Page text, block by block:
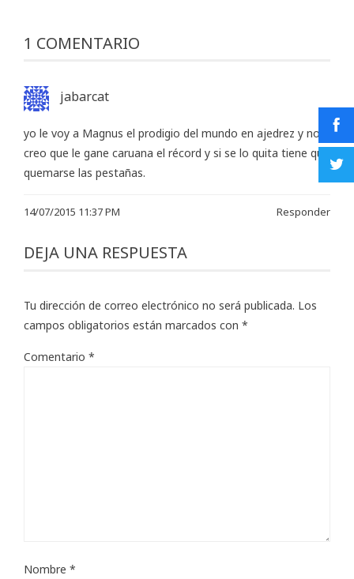
1 COMENTARIO
jabarcat
yo le voy a Magnus el prodigio del mundo en ajedrez y no
creo que le gane caruana el récord y si se lo quita tiene que
quemarse las pestañas.
14/07/2015 11:37 PM Responder
DEJA UNA RESPUESTA
Tu dirección de correo electrónico no será publicada. Los
campos obligatorios están marcados con *
Comentario *
Nombre *